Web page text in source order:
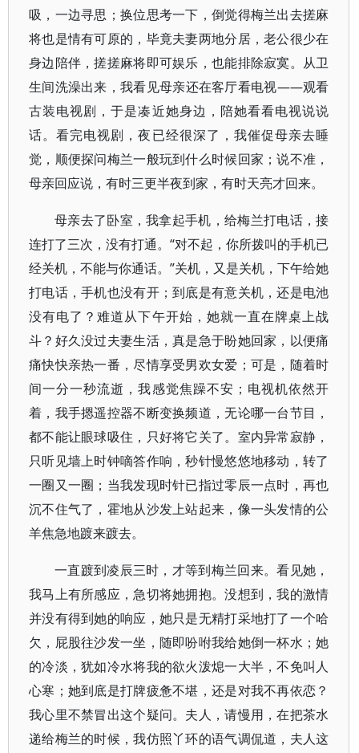
吸，一边寻思；换位思考一下，倒觉得梅兰出去搓麻
将也是情有可原的，毕竟夫妻两地分居，老公很少在
身边陪伴，搓搓麻将即可娱乐，也能排除寂寞。从卫
生间洗澡出来，我看见母亲还在客厅看电视——观看
古装电视剧，于是凑近她身边，陪她看看电视说说
话。看完电视剧，夜已经很深了，我催促母亲去睡
觉，顺便探问梅兰一般玩到什么时候回家；说不准，
母亲回应说，有时三更半夜到家，有时天亮才回来。
母亲去了卧室，我拿起手机，给梅兰打电话，接
连打了三次，没有打通。“对不起，你所拨叫的手机已
经关机，不能与你通话。”关机，又是关机，下午给她
打电话，手机也没有开；到底是有意关机，还是电池
没有电了？难道从下午开始，她就一直在牌桌上战
斗？好久没过夫妻生活，真是急于盼她回家，以便痛
痛快快亲热一番，尽情享受男欢女爱；可是，随着时
间一分一秒流逝，我感觉焦躁不安；电视机依然开
着，我手摁遥控器不断变换频道，无论哪一台节目，
都不能让眼球吸住，只好将它关了。室内异常寂静，
只听见墙上时钟嘀答作响，秒针慢悠悠地移动，转了
一圈又一圈；当我发现时针已指过零辰一点时，再也
沉不住气了，霍地从沙发上站起来，像一头发情的公
羊焦急地踱来踱去。
一直踱到凌辰三时，才等到梅兰回来。看见她，
我马上有所感应，急切将她拥抱。没想到，我的激情
并没有得到她的响应，她只是无精打采地打了一个哈
欠，屁股往沙发一坐，随即吩咐我给她倒一杯水；她
的冷淡，犹如冷水将我的欲火泼熄一大半，不免叫人
心寒；她到底是打牌疲惫不堪，还是对我不再依恋？
我心里不禁冒出这个疑问。夫人，请慢用，在把茶水
递给梅兰的时候，我仿照丫环的语气调侃道，夫人这